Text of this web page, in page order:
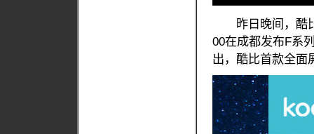
昨日晚间，酷比
00在成都发布F系
出，酷比首款全面